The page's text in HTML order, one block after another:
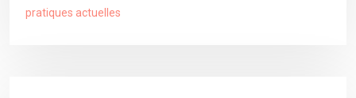
pratiques actuelles